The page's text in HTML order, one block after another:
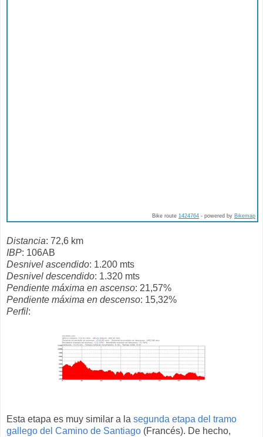
Bike route 1424764 - powered by Bikemap
Distancia: 72,6 km
IBP: 106AB
Desnivel ascendido: 1.200 mts
Desnivel descendido: 1.320 mts
Pendiente máxima en ascenso: 21,57%
Pendiente máxima en descenso: 15,32%
Perfil:
Esta etapa es muy similar a la segunda etapa del tramo
gallego del Camino de Santiago (Francés). De hecho,